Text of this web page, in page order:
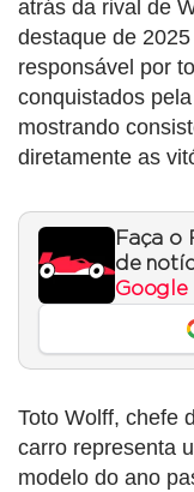
atrás da rival de
destaque de
responsável por
conquistados
mostrando
diretamente as
Faça o
de
Google
Toto Wolff, chefe
carro representa
modelo do ano